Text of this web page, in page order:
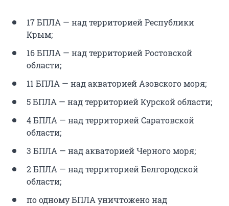
17 БПЛА — над территорией Республики
Крым;
16 БПЛА — над территорией Ростовской
области;
11 БПЛА — над акваторией Азовского моря;
5 БПЛА — над территорией Курской области;
4 БПЛА — над территорией Саратовской
области;
3 БПЛА — над акваторией Черного моря;
2 БПЛА — над территорией Белгородской
области;
по одному БПЛА уничтожено над